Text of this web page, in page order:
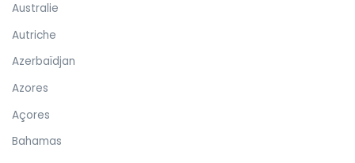
Australie
Autriche
Azerbaïdjan
Azores
Açores
Bahamas